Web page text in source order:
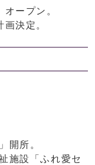
ープン。
決定。
開所。
施設「ふれ愛セ